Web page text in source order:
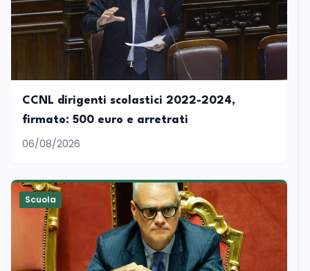
CCNL dirigenti scolastici 2022-2024,
firmato: 500 euro e arretrati
06/08/2026
Scuola